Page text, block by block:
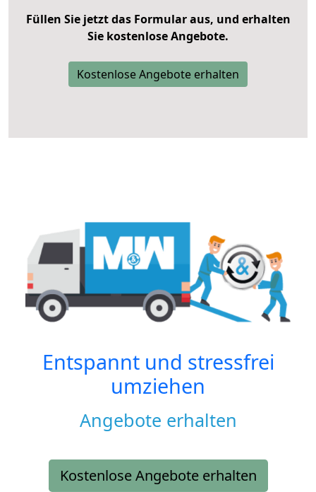
Füllen Sie jetzt das Formular aus, und erhalten
Sie kostenlose Angebote.
Kostenlose Angebote erhalten
Entspannt und stressfrei
umziehen
Angebote erhalten
Kostenlose Angebote erhalten